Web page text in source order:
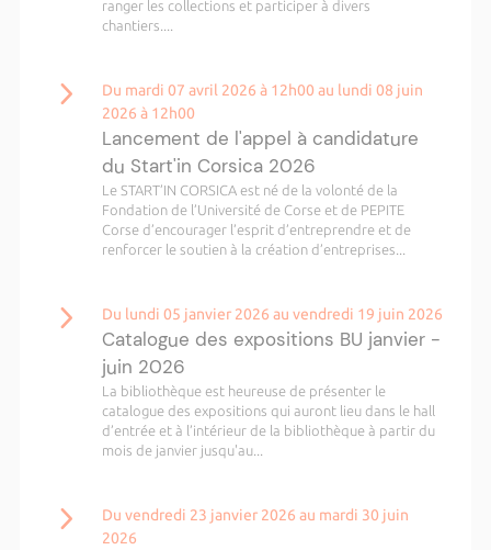
ranger les collections et participer à divers
chantiers....
Du mardi 07 avril 2026 à 12h00 au lundi 08 juin
2026 à 12h00
Lancement de l'appel à candidature
du Start'in Corsica 2026
Le START’IN CORSICA est né de la volonté de la
Fondation de l’Université de Corse et de PEPITE
Corse d’encourager l’esprit d’entreprendre et de
renforcer le soutien à la création d’entreprises...
Du lundi 05 janvier 2026 au vendredi 19 juin 2026
Catalogue des expositions BU janvier -
juin 2026
La bibliothèque est heureuse de présenter le
catalogue des expositions qui auront lieu dans le hall
d’entrée et à l’intérieur de la bibliothèque à partir du
mois de janvier jusqu'au...
Du vendredi 23 janvier 2026 au mardi 30 juin
2026